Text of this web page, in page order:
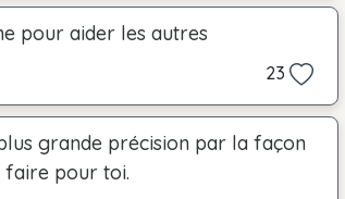
pour aider les autres
23
grande précision par la façon
faire pour toi.